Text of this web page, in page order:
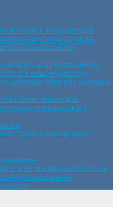
інтернет-конференція
орієнтирів дітей та
освіти»
освітнього середовища.
в нашому закладі
розгляду заяв про випадки
і протидію
поводженню з
“Кабінет психолога”
та цифрова безпека
виховання